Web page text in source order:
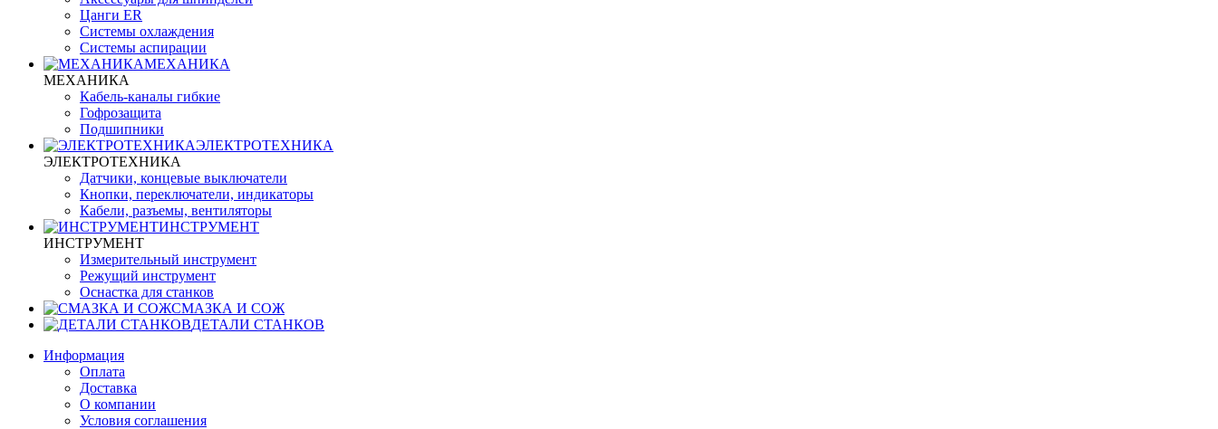
Цанги ER
Системы охлаждения
Системы аспирации
МЕХАНИКА
МЕХАНИКА
Кабель-каналы гибкие
Гофрозащита
Подшипники
ЭЛЕКТРОТЕХНИКА
ЭЛЕКТРОТЕХНИКА
Датчики, концевые выключатели
Кнопки, переключатели, индикаторы
Кабели, разъемы, вентиляторы
ИНСТРУМЕНТ
ИНСТРУМЕНТ
Измерительный инструмент
Режущий инструмент
Оснастка для станков
СМАЗКА И СОЖ
ДЕТАЛИ СТАНКОВ
Информация
Оплата
Доставка
О компании
Условия соглашения